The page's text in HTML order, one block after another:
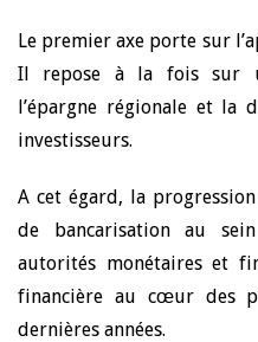
Le premier axe porte sur
Il repose à la fois sur
l’épargne régionale et la
investisseurs.
A cet égard, la
de bancarisation au
autorités monétaires et
financière au cœur des
dernières années.